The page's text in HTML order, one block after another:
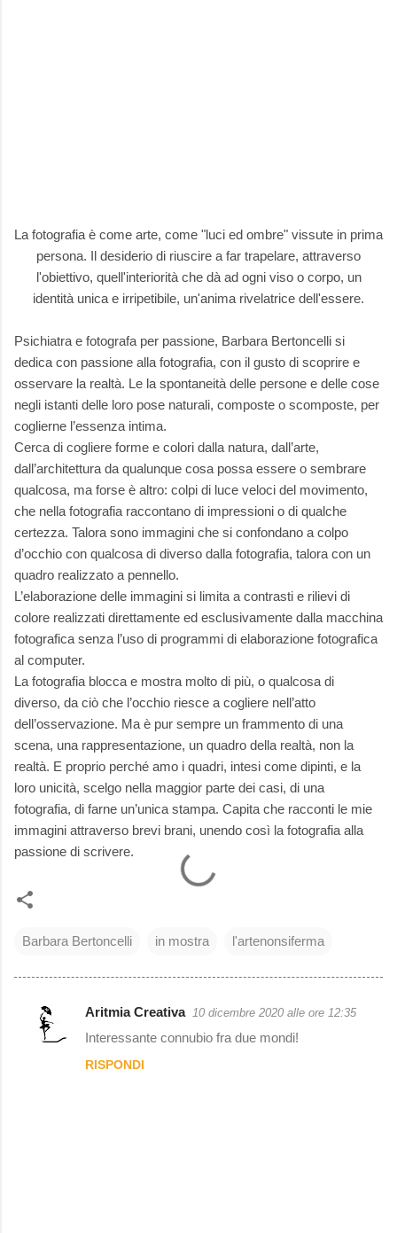
La fotografia è come arte, come "luci ed ombre" vissute in prima
persona. Il desiderio di riuscire a far trapelare, attraverso
l'obiettivo, quell'interiorità che dà ad ogni viso o corpo, un
identità unica e irripetibile, un'anima rivelatrice dell'essere.
Psichiatra e fotografa per passione, Barbara Bertoncelli si
dedica con passione alla fotografia, con il gusto di scoprire e
osservare la realtà. Le la spontaneità delle persone e delle cose
negli istanti delle loro pose naturali, composte o scomposte, per
coglierne l’essenza intima.
Cerca di cogliere forme e colori dalla natura, dall’arte,
dall’architettura da qualunque cosa possa essere o sembrare
qualcosa, ma forse è altro: colpi di luce veloci del movimento,
che nella fotografia raccontano di impressioni o di qualche
certezza. Talora sono immagini che si confondano a colpo
d’occhio con qualcosa di diverso dalla fotografia, talora con un
quadro realizzato a pennello.
L’elaborazione delle immagini si limita a contrasti e rilievi di
colore realizzati direttamente ed esclusivamente dalla macchina
fotografica senza l’uso di programmi di elaborazione fotografica
al computer.
La fotografia blocca e mostra molto di più, o qualcosa di
diverso, da ciò che l’occhio riesce a cogliere nell’atto
dell’osservazione. Ma è pur sempre un frammento di una
scena, una rappresentazione, un quadro della realtà, non la
realtà. E proprio perché amo i quadri, intesi come dipinti, e la
loro unicità, scelgo nella maggior parte dei casi, di una
fotografia, di farne un’unica stampa. Capita che racconti le mie
immagini attraverso brevi brani, unendo così la fotografia alla
passione di scrivere.
Barbara Bertoncelli in mostra l'artenonsiferma
C
Aritmia Creativa 10 dicembre 2020 alle ore 12:35
Interessante connubio fra due mondi!
RISPONDI